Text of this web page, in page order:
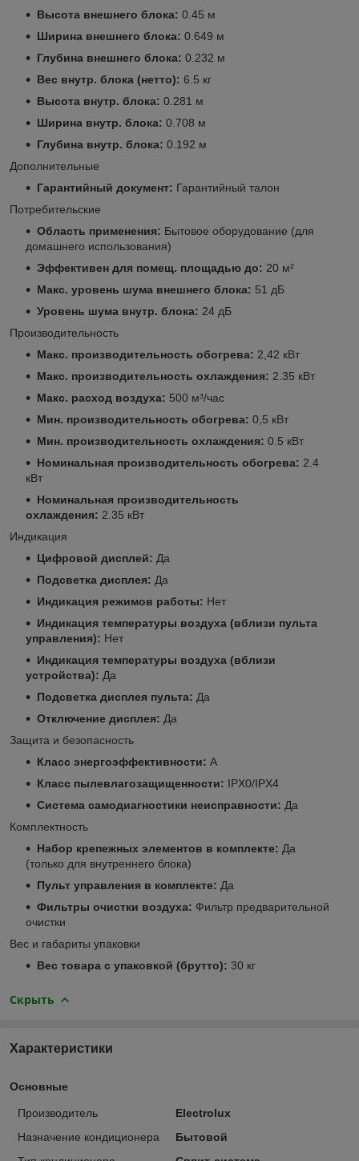
Высота внешнего блока: 0.45 м
Ширина внешнего блока: 0.649 м
Глубина внешнего блока: 0.232 м
Вес внутр. блока (нетто): 6.5 кг
Высота внутр. блока: 0.281 м
Ширина внутр. блока: 0.708 м
Глубина внутр. блока: 0.192 м
Дополнительные
Гарантийный документ: Гарантийный талон
Потребительские
Область применения: Бытовое оборудование (для
домашнего использования)
Эффективен для помещ. площадью до: 20 м²
Макс. уровень шума внешнего блока: 51 дБ
Уровень шума внутр. блока: 24 дБ
Производительность
Макс. производительность обогрева: 2,42 кВт
Макс. производительность охлаждения: 2.35 кВт
Макс. расход воздуха: 500 м³/час
Мин. производительность обогрева: 0,5 кВт
Мин. производительность охлаждения: 0.5 кВт
Номинальная производительность обогрева: 2.4
кВт
Номинальная производительность
охлаждения: 2.35 кВт
Индикация
Цифровой дисплей: Да
Подсветка дисплея: Да
Индикация режимов работы: Нет
Индикация температуры воздуха (вблизи пульта
управления): Нет
Индикация температуры воздуха (вблизи
устройства): Да
Подсветка дисплея пульта: Да
Отключение дисплея: Да
Защита и безопасность
Класс энергоэффективности: A
Класс пылевлагозащищенности: IPX0/IPX4
Система самодиагностики неисправности: Да
Комплектность
Набор крепежных элементов в комплекте: Да
(только для внутреннего блока)
Пульт управления в комплекте: Да
Фильтры очистки воздуха: Фильтр предварительной
очистки
Вес и габариты упаковки
Вес товара с упаковкой (брутто): 30 кг
Скрыть
Характеристики
Основные
Производитель
Electrolux
Назначение кондиционера
Бытовой